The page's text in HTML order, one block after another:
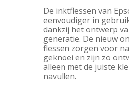
De inktflessen van
eenvoudiger in
dankzij het ontwerp
generatie. De nieuw
flessen zorgen voor
geknoei en zijn zo
alleen met de juiste
navullen.